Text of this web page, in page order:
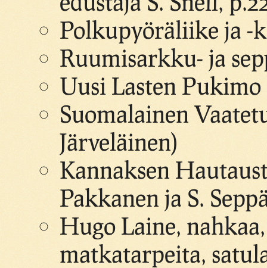
Polkupyöräliike ja -
Ruumisarkku- ja
Uusi Lasten
Suomalainen
Järveläinen)
Kannaksen
Pakkanen ja S.
Hugo Laine,
matkatarpeita,